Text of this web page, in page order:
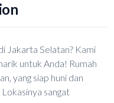
Jakarta Selatan? Kami
untuk Anda! Rumah
yang siap huni dan
sangat